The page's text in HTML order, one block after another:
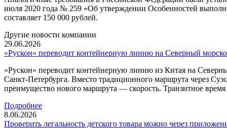
июля 2020 года № 259 «Об утверждении Особенностей
составляет 150 000 рублей.
Другие новости компании
29.06.2026
«Рускон» переводит контейнерную линию на Северный
«Рускон» переводит контейнерную линию из Китая на
Санкт-Петербурга. Вместо традиционного маршрута через
преимущество нового маршрута — скорость. Транзитное
Подробнее
8.06.2026
Проверить легальность детского товара можно через